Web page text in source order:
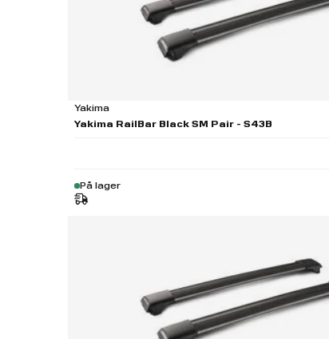
Yakima
Yakima RailBar Black SM Pair - S43B
På lager